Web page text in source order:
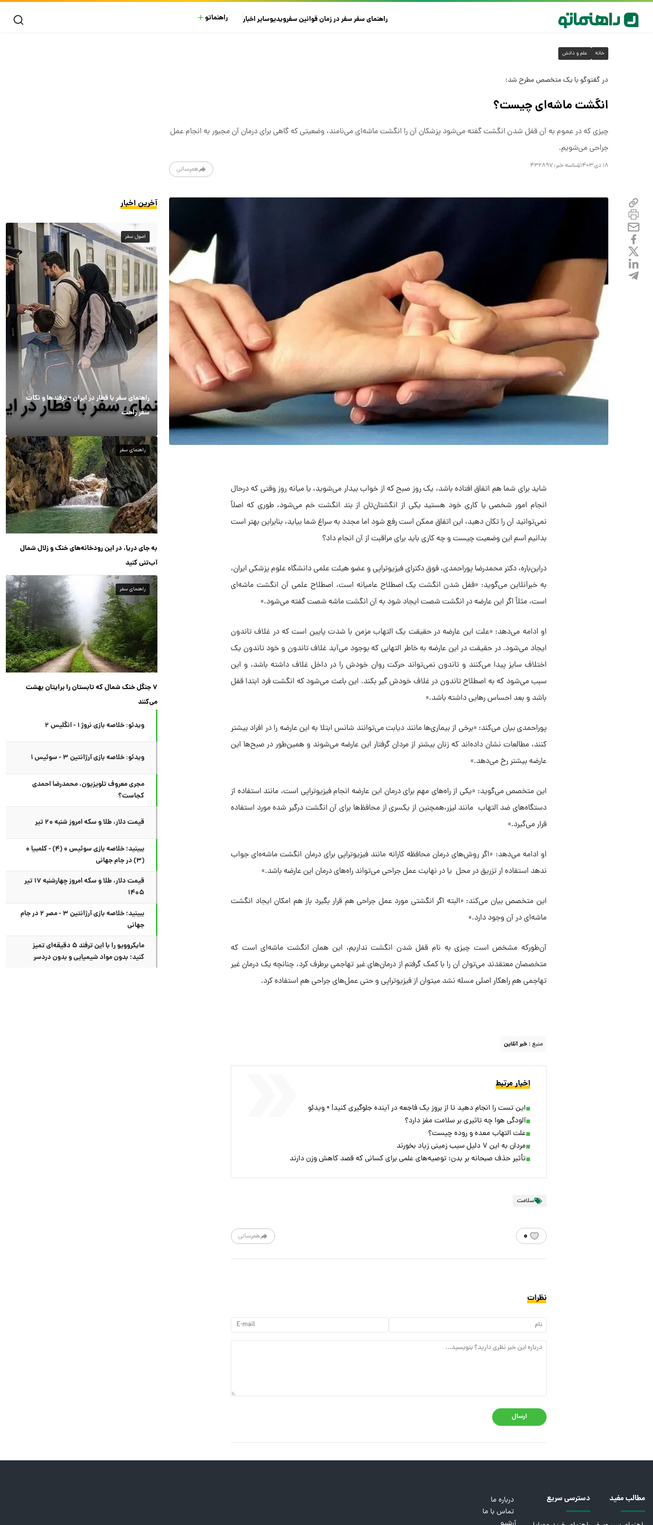
راهنمای سفرسفر در زمانقوانین سفرویدیوسایراخبار راهنماتو
خانه علم و دانش
در گفتوگو با یک متخصص مطرح شد:
انگشت ماشه‌ای چیست؟
چیزی که در عموم به آن قفل شدن انگشت گفته می‌شود پزشکان آن را انگشت ماشه‌ای می‌نامند، وضعیتی که گاهی برای درمان آن مجبور به انجام عمل
جراحی می‌شویم.
۱۸ دی ۱۴۰۳ شناسه خبر: ۴۳۲۸۹۷ همرسانی
شاید برای شما هم اتفاق افتاده باشد، یک روز صبح که از خواب بیدار می‌شوید، یا میانه روز وقتی که درحال
انجام امور شخصی یا کاری خود هستید یکی از انگشتان‌تان از بند انگشت خم می‌شود، طوری که اصلاً
نمی‌توانید آن را تکان دهید، این اتفاق ممکن است رفع شود اما مجدد به سراغ شما بیاید، بنابراین بهتر است
بدانیم اسم این وضعیت چیست و چه کاری باید برای مراقبت از آن انجام داد؟
دراین‌باره، دکتر محمدرضا پوراحمدی، فوق دکترای فیزیوتراپی و عضو هیئت علمی دانشگاه علوم پزشکی ایران،
به خبرآنلاین می‌گوید: «قفل شدن انگشت یک اصطلاح عامیانه است، اصطلاح علمی آن انگشت ماشه‌ای
است، مثلاً اگر این عارضه در انگشت شصت ایجاد شود به آن انگشت ماشه شصت گفته می‌شود.»
او ادامه می‌دهد: «علت این عارضه در حقیقت یک التهاب مزمن با شدت پایین است که در غلاف تاندون
ایجاد می‌شود. در حقیقت در این عارضه به خاطر التهابی که بوجود می‌آید غلاف تاندون و خود تاندون یک
اختلاف سایز پیدا می‌کنند و تاندون نمی‌تواند حرکت روان خودش را در داخل غلاف داشته باشد، و این
سبب می‌شود که به اصطلاح تاندون در غلاف خودش گیر بکند. این باعث می‌شود که انگشت فرد ابتدا قفل
باشد و بعد احساس رهایی داشته باشد.»
پوراحمدی بیان می‌کند: «برخی از بیماری‌ها مانند دیابت می‌توانند شانس ابتلا به این عارضه را در افراد بیشتر
کنند، مطالعات نشان داده‌اند که زنان بیشتر از مردان گرفتار این عارضه می‌شوند و همین‌طور در صبح‌ها این
عارضه بیشتر رخ می‌دهد.»
این متخصص می‌گوید: «یکی از راه‌های مهم برای درمان این عارضه انجام فیزیوتراپی است، مانند استفاده از
دستگاه‌های ضد التهاب مانند لیزر،همچنین از یکسری از محافظ‌ها برای آن انگشت درگیر شده مورد استفاده
قرار می‌گیرد.»
او ادامه می‌دهد: «اگر روش‌های درمان محافظه کارانه مانند فیزیوتراپی برای درمان انگشت ماشه‌ه‌ای جواب
ندهد استفاده ار تزریق در محل یا در نهایت عمل جراحی می‌تواند راه‌های درمان این عارضه باشد.»
این متخصص بیان می‌کند: «البته اگر انگشتی مورد عمل جراحی هم قرار بگیرد باز هم امکان ایجاد انگشت
ماشه‌ای در آن وجود دارد.»
آن‌طورکه مشخص است چیزی به نام قفل شدن انگشت نداریم، این همان انگشت ماشه‌ای است که
متخصصان معتقدند می‌توان آن را با کمک گرفتم از درمان‌های غیر تهاجمی برطرف کرد، چنانچه یک درمان غیر
تهاجمی هم راهکار اصلی مسله نشد میتوان از فیزیوتراپی و حتی عمل‌های جراحی هم استفاده کرد.
منبع : خبر آنلاین
اخبار مرتبط
این تست را انجام دهید تا از بروز یک فاجعه در آینده جلوگیری کنید! + ویدئو
آلودگی هوا چه تاثیری بر سلامت مغز دارد؟
علت التهاب معده و روده چیست؟
مردان به این ۷ دلیل سیب زمینی زیاد بخورند
تأثیر حذف صبحانه بر بدن: توصیه‌های علمی برای کسانی که قصد کاهش وزن دارند
سلامت
همرسانی ۰
نظرات
ارسال
آخرین اخبار
اصول سفر
راهنمای سفر با قطار در ایران + ترفندها و نکات
سفر راحت
راهنمای سفر
به جای دریا، در این رودخانه‌های خنک و زلال شمال
آب‌تنی کنید
راهنمای سفر
۷ جنگل خنک شمال که تابستان را برایتان بهشت
می‌کنند
ویدئو: خلاصه بازی نروژ ۱ - انگلیس ۲
ویدئو: خلاصه بازی آرژانتین ۳ - سوئیس ۱
مجری معروف تلویزیون، محمدرضا احمدی
کجاست؟
قیمت دلار، طلا و سکه امروز شنبه ۲۰ تیر
ببینید؛ خلاصه بازی سوئیس ۰ (۴) - کلمبیا ۰
(۳) در جام جهانی
قیمت دلار، طلا و سکه امروز چهارشنبه ۱۷ تیر
۱۴۰۵
ببینید؛ خلاصه بازی آرژانتین ۳ - مصر ۲ در جام
جهانی
مایکروویو را با این ترفند ۵ دقیقه‌ای تمیز
کنید؛ بدون مواد شیمیایی و بدون دردسر
مطالب مفید دسترسی سریع
درباره ما
تماس با ما